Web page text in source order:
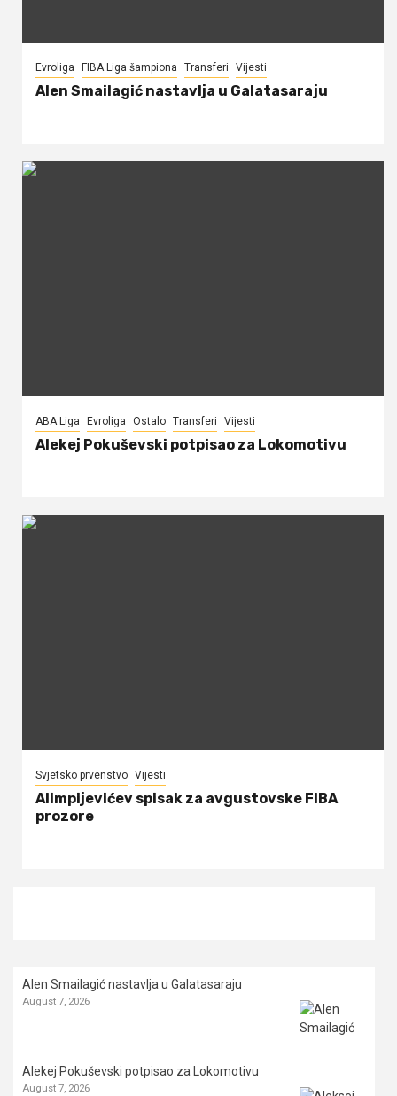
Evroliga FIBA Liga šampiona Transferi Vijesti
Alen Smailagić nastavlja u Galatasaraju
ABA Liga Evroliga Ostalo Transferi Vijesti
Alekej Pokuševski potpisao za Lokomotivu
Svjetsko prvenstvo Vijesti
Alimpijevićev spisak za avgustovske FIBA
prozore
Alen Smailagić nastavlja u Galatasaraju
August 7, 2026
Alekej Pokuševski potpisao za Lokomotivu
August 7, 2026